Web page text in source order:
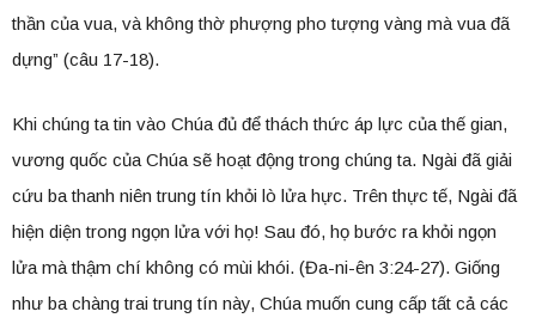
thần của vua, và không thờ phượng pho tượng vàng mà vua đã
dựng” (câu 17-18).
Khi chúng ta tin vào Chúa đủ để thách thức áp lực của thế gian,
vương quốc của Chúa sẽ hoạt động trong chúng ta. Ngài đã giải
cứu ba thanh niên trung tín khỏi lò lửa hực. Trên thực tế, Ngài đã
hiện diện trong ngọn lửa với họ! Sau đó, họ bước ra khỏi ngọn
lửa mà thậm chí không có mùi khói. (Đa-ni-ên 3:24-27). Giống
như ba chàng trai trung tín này, Chúa muốn cung cấp tất cả các